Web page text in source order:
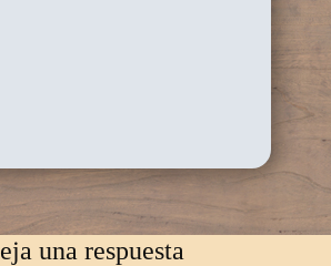
una respuesta